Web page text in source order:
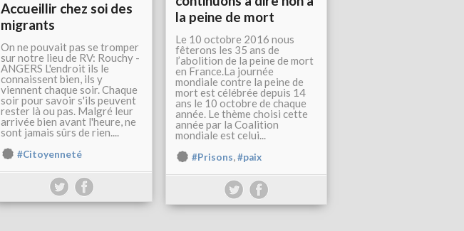
la peine de mort
Le 10 octobre 2016 nous
fêterons les 35 ans de
l’abolition de la peine de mort
en France.La journée
mondiale contre la peine de
mort est célébrée depuis 14
ans le 10 octobre de chaque
année. Le thème choisi cette
année par la Coalition
mondiale est celui...
#Prisons,#paix
Accueillir chez soi des
migrants
On ne pouvait pas se tromper
sur notre lieu de RV: Rouchy -
ANGERS L'endroit ils le
connaissent bien, ils y
viennent chaque soir. Chaque
soir pour savoir s'ils peuvent
rester là ou pas. Malgré leur
arrivée bien avant l'heure, ne
sont jamais sûrs de rien....
#Citoyenneté